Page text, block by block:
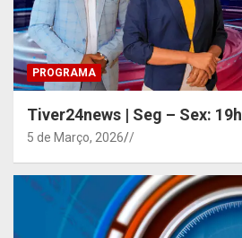
PROGRAMA
Tiver24news | Seg – Sex: 19h
5 de Março, 2026 /